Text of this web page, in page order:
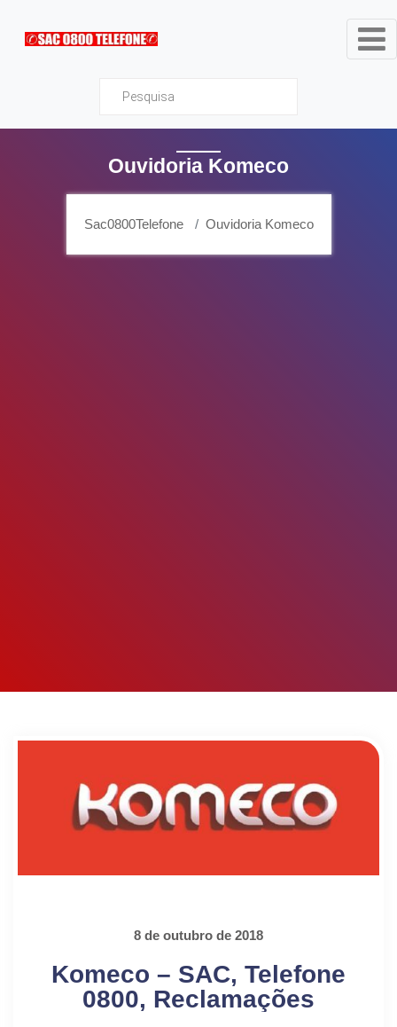
Sac0800Telefone
Ouvidoria Komeco
Sac0800Telefone Ouvidoria Komeco
8 de outubro de 2018
Komeco – SAC, Telefone
0800, Reclamações